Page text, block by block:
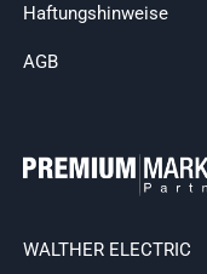
Haftungshinweise
AGB
WALTHER ELECTRIC